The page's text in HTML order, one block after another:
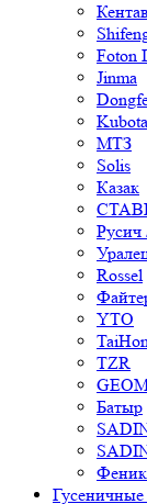
Foton
Jinma
Kubota
МТЗ
Solis
Казак
Русич
Rossel
YTO
TZR
Батыр